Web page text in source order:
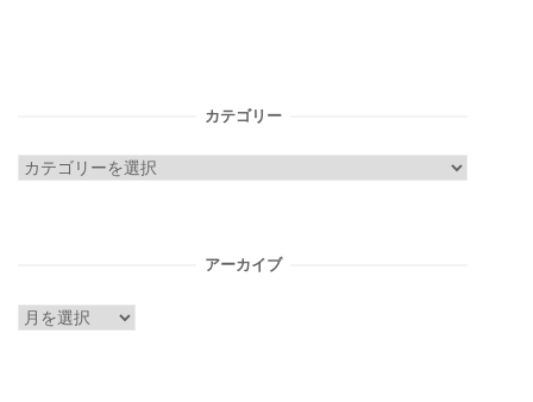
カテゴリー
カ
アーカイブ
ア